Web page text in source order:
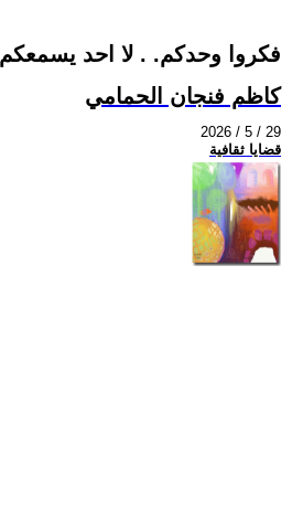
فكروا وحدكم. . لا احد يسمعكم
كاظم فنجان الحمامي
2026 / 5 / 29
قضايا ثقافية